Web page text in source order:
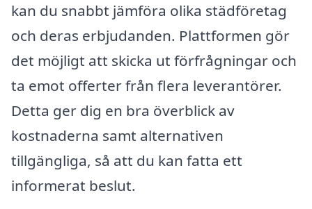
kan du snabbt jämföra olika städföretag
och deras erbjudanden. Plattformen gör
det möjligt att skicka ut förfrågningar och
ta emot offerter från flera leverantörer.
Detta ger dig en bra överblick av
kostnaderna samt alternativen
tillgängliga, så att du kan fatta ett
informerat beslut.